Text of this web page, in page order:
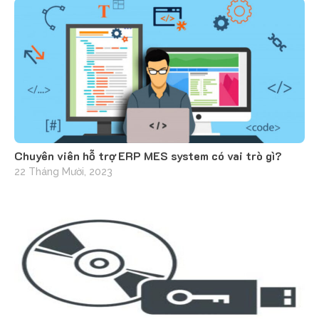
Chuyên viên hỗ trợ ERP MES system có vai trò gì?
22 Tháng Mười, 2023